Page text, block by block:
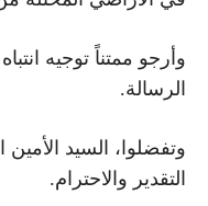
وأرجو ممتناً توجيه
الرسالة.
وتفضلوا، السيد
التقدير والاحترام.